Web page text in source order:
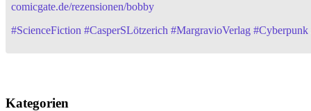
comicgate.de/rezensionen/bobby
#ScienceFiction #CasperSLötzerich #MargravioVerlag #Cyberpunk
Kategorien